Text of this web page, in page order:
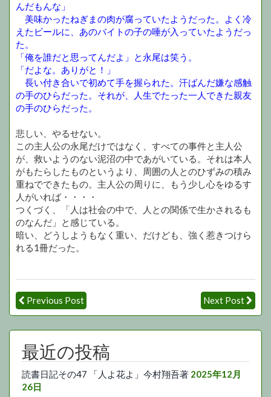
んだもんな」
美味かったねぎまの肉が腐っていたようだった。よく冷
えたビールに、あのバイトの子の唾が入っていたようだっ
た。
「俺を誰だと思ってんだよ」と永尾は笑う。
「だよな。ありがと！」
長い付き合いで初めて手を握られた。汗ばんだ嫌な感触
の手のひらだった。それが、人生でたった一人できた親友
の手のひらだった。
悲しい、やるせない。
この主人公の永尾だけではなく、すべての事件と主人公
が、救いようのない泥沼の中であがいている。それは本人
がもたらしたものというより、周囲の人とのひずみの積み
重ねでできたもの。主人公の周りに、もう少し心をゆるす
人がいれば・・・・
つくづく、「人は社会の中で、人との関係で生かされるも
のなんだ」と感じている。
暗い、どうしようもなく重い、だけども、強く惹きつけら
れる1冊だった。
Previous Post Next Post
最近の投稿
読書日記その47 「人よ花よ」今村翔吾著 2025年12月
26日